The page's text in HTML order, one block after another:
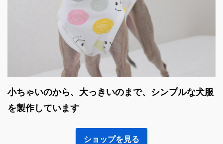
小ちゃいのから、大っきいのまで、シンプルな犬服
を製作しています
ショップを見る